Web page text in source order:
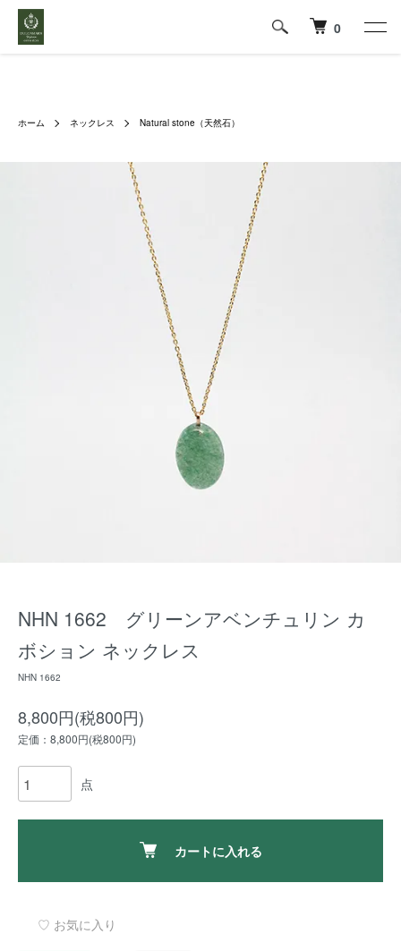
0
ホーム ネックレス Natural stone（天然石）
NHN 1662 グリーンアベンチュリン カ
ボション ネックレス
NHN 1662
8,800円(税800円)
定価：8,800円(税800円)
点
カートに入れる
♡ お気に入り